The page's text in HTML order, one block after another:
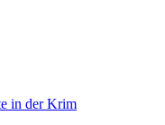
in der Krim